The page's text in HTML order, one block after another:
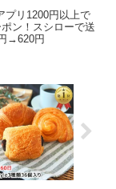
プリ1200円以上で
ン！スシローで送
→620円